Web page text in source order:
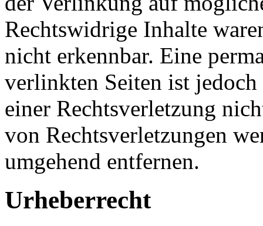
Rechtswidrige Inhalte
nicht erkennbar. Eine
verlinkten Seiten ist
einer Rechtsverletzung
von Rechtsverletzungen
umgehend entfernen.
Urheberrecht